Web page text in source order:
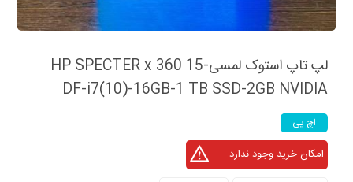
لپ تاپ استوک لمسی-HP SPECTER x 360 15
DF-i7(10)-16GB-1 TB SSD-2GB NVIDIA
اچ پی